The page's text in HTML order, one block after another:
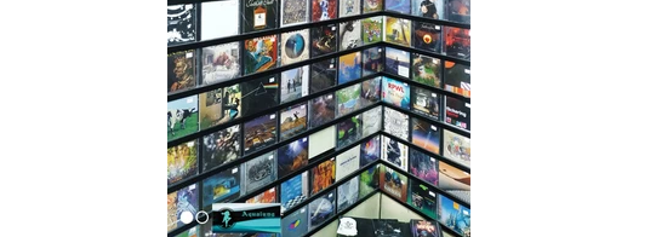
discos. Trabalhamos muito para
vender música de qualidade a um
disco você busca, nós faremos o
contato ainda hoje